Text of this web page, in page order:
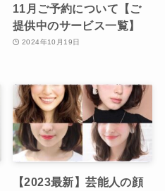
11月ご予約について【ご
提供中のサービス一覧】
2024年10月19日
【2023最新】芸能人の顔